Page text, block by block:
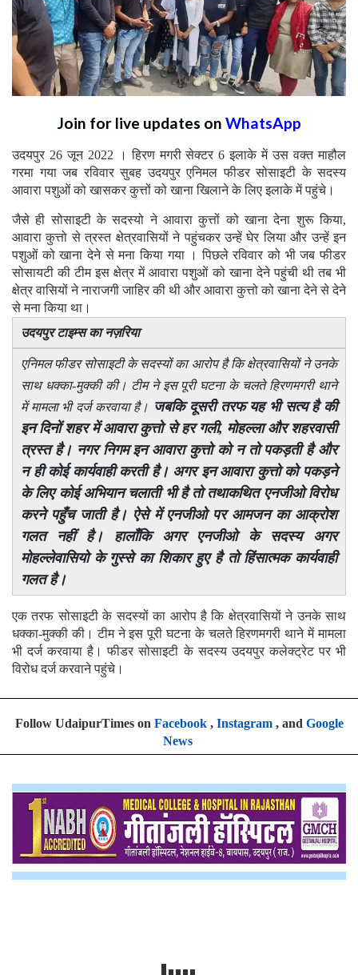
Join for live updates on WhatsApp
उदयपुर 26 जून 2022 । हिरण मगरी सेक्टर 6 इलाके में उस वक्त माहौल
गरमा गया जब रविवार सुबह उदयपुर एनिमल फीडर सोसाइटी के सदस्य
आवारा पशुओं को खासकर कुत्तों को खाना खिलाने के लिए इलाके में पहुंचे।
जैसे ही सोसाइटी के सदस्यो ने आवारा कुत्तों को खाना देना शुरू किया,
आवारा कुत्तो से त्रस्त क्षेत्रवासियों ने पहुंचकर उन्हें घेर लिया और उन्हें इन
पशुओं को खाना देने से मना किया गया । पिछले रविवार को भी जब फीडर
सोसायटी की टीम इस क्षेत्र में आवारा पशुओं को खाना देने पहुंची थी तब भी
क्षेत्र वासियों ने नाराजगी जाहिर की थी और आवारा कुत्तो को खाना देने से देने
से मना किया था।
उदयपुर टाइम्स का नज़रिया
एनिमल फीडर सोसाइटी के सदस्यों का आरोप है कि क्षेत्रवासियों ने उनके
साथ धक्का-मुक्की की। टीम ने इस पूरी घटना के चलते हिरणमगरी थाने
में मामला भी दर्ज करवाया है। जबकि दूसरी तरफ यह भी सत्य है की
इन दिनों शहर में आवारा कुत्तो से हर गली, मोहल्ला और शहरवासी
त्रस्त है। नगर निगम इन आवारा कुत्तो को न तो पकड़ती है और
न ही कोई कार्यवाही करती है। अगर इन आवारा कुत्तो को पकड़ने
के लिए कोई अभियान चलाती भी है तो तथाकथित एनजीओ विरोध
करने पहुँच जाती है। ऐसे में एनजीओ पर आमजन का आक्रोश
गलत नहीं है। हालाँकि अगर एनजीओ के सदस्य अगर
मोहल्लेवासियो के गुस्से का शिकार हुए है तो हिंसात्मक कार्यवाही
गलत है।
एक तरफ सोसाइटी के सदस्यों का आरोप है कि क्षेत्रवासियों ने उनके साथ
धक्का-मुक्की की। टीम ने इस पूरी घटना के चलते हिरणमगरी थाने में मामला
भी दर्ज करवाया है। फीडर सोसाइटी के सदस्य उदयपुर कलेक्ट्रेट पर भी
विरोध दर्ज करवाने पहुंचे।
Follow UdaipurTimes on Facebook, Instagram, and Google
News